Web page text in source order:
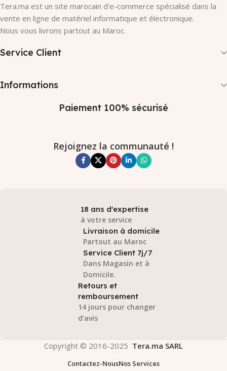
Tera.ma est un site marocain d'e-commerce spécialisé dans la
vente en ligne de matériel informatique et électronique.
Nous vous livrons partout au Maroc.
Service Client
Informations
Paiement 100% sécurisé
Rejoignez la communauté !
18 ans d'expertise
à votre service
Livraison à domicile
Partout au Maroc
Service Client 7j/7
Dans Magasin et à
Domicile.
Retours et
remboursement
14 jours pour changer
d’avis
Copyright © 2016-2025 Tera.ma SARL
Contactez-NousNos Services